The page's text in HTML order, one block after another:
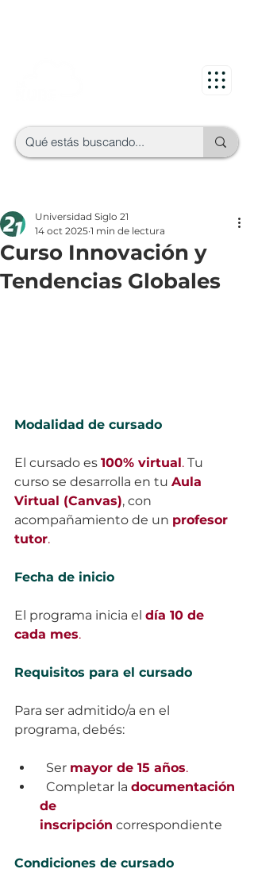
Curso Innovación y
Tendencias Globales
Universidad Siglo 21
14 oct 2025 1 min de lectura
Modalidad de cursado
El cursado es 100% virtual. Tu
curso se desarrolla en tu Aula
Virtual (Canvas), con
acompañamiento de un profesor
tutor.
Fecha de inicio
El programa inicia el día 10 de
cada mes.
Requisitos para el cursado
Para ser admitido/a en el
programa, debés:
Ser mayor de 15 años.
Completar la documentación
de
inscripción correspondiente
Condiciones de cursado